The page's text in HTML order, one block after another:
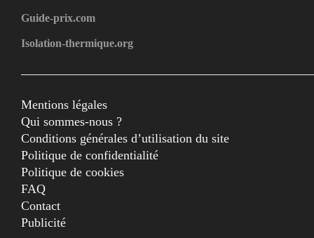
Guide-prix.com
Isolation-thermique.org
Mentions légales
Qui sommes-nous ?
Conditions générales d’utilisation du site
Politique de confidentialité
Politique de cookies
FAQ
Contact
Publicité